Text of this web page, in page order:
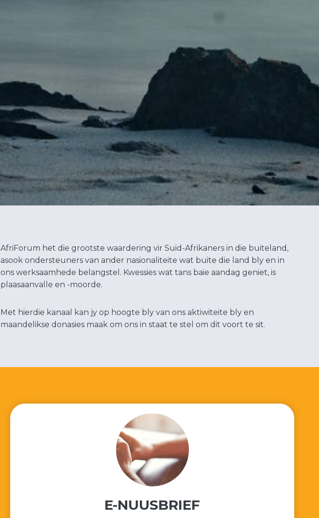
AfriForum het die grootste waardering vir Suid-Afrikaners in die buiteland,
asook ondersteuners van ander nasionaliteite wat buite die land bly en in
ons werksaamhede belangstel. Kwessies wat tans baie aandag geniet, is
plaasaanvalle en -moorde.
Met hierdie kanaal kan jy op hoogte bly van ons aktiwiteite bly en
maandelikse donasies maak om ons in staat te stel om dit voort te sit.
E-NUUSBRIEF